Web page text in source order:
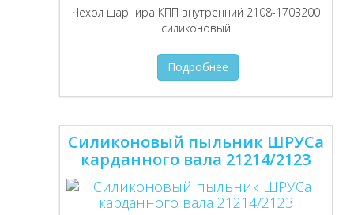
Чехол шарнира КПП внутренний 2108-1703200
силиконовый
Подробнее
Силиконовый пыльник ШРУСа
карданного вала 21214/2123